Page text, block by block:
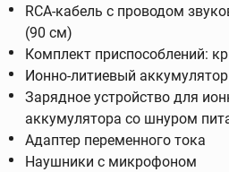
RCA-кабель с проводом
(90 см)
Комплект приспособлений:
Ионно-литиевый аккумулятор
Зарядное устройство для
аккумулятора со шнуром
Адаптер переменного тока
Наушники с микрофоном